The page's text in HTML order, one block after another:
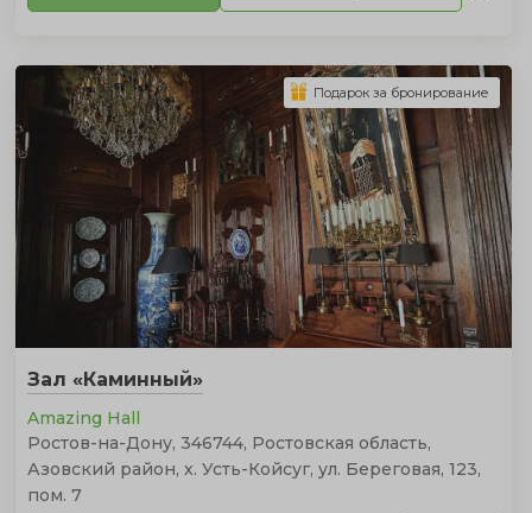
Зал «Каминный»
Amazing Hall
Ростов-на-Дону, 346744, Ростовская область,
Азовский район, х. Усть-Койсуг, ул. Береговая, 123,
пом. 7
Подарок за бронирование